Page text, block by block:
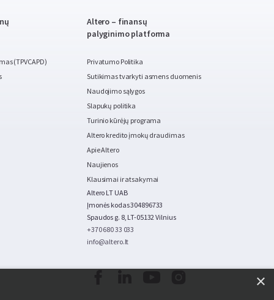
(TPVCAPD)
Altero – finansų
palyginimo platforma
Privatumo Politika
Sutikimas tvarkyti asmens duomenis
Naudojimo sąlygos
Slapukų politika
Turinio kūrėjų programa
Altero kredito įmokų draudimas
Apie Altero
Naujienos
Klausimai ir atsakymai
Altero LT UAB
Įmonės kodas 304896733
Spaudos g. 8, LT-05132 Vilnius
+370 680 33 033
info@altero.lt
×